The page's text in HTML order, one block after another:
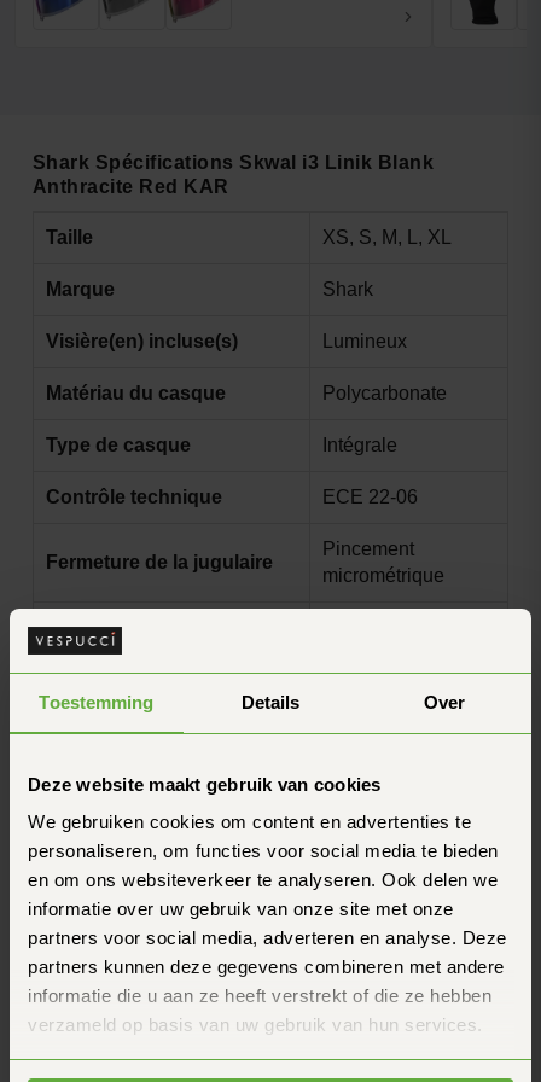
Toestemming Details Over
Deze website maakt gebruik van cookies
We gebruiken cookies om content en advertenties te
personaliseren, om functies voor social media te bieden
en om ons websiteverkeer te analyseren. Ook delen we
informatie over uw gebruik van onze site met onze
partners voor social media, adverteren en analyse. Deze
partners kunnen deze gegevens combineren met andere
informatie die u aan ze heeft verstrekt of die ze hebben
verzameld op basis van uw gebruik van hun services.
Shark Spécifications Skwal i3 Linik Blank
Anthracite Red KAR
Taille XS, S, M, L, XL
Marque Shark
Visière(en) incluse(s) Lumineux
Matériau du casque Polycarbonate
Type de casque Intégrale
Contrôle technique ECE 22-06
Fermeture de la jugulaire
Pincement
micrométrique
Pare-soleil
Doublure intérieure
amovible
Système de déverrouillage
d'urgence
Non
Pinlock fourni Oui
Pré-équipé pour le Pinlock Oui
Mise en œuvre
Linik Noir Anthracite
Rouge